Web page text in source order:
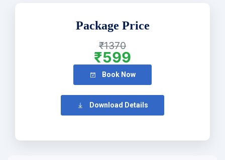
Package Price
₹1370
₹599
Book Now
Download Details